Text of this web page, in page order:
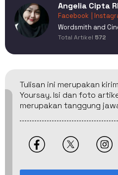
Angelia Cipta
Facebook |
Wordsmith and
Total Artikel 572
Tulisan ini merupakan
Yoursay. Isi dan foto
merupakan tanggung